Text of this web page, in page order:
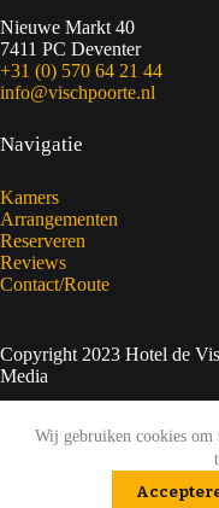
Wij gebruiken cookies om
Nieuwe Markt 40
7411 PC Deventer
+31 (0) 570 64 21 44
info@vischpoorte.nl
Navigatie
Kamers
Arrangementen
Reserveren
Reviews
Contact/Route
Copyright 2023 Hotel de
Media
Privacyverklaring